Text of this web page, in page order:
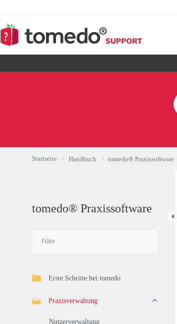
springen
Startseite Handbuch tomedo® Praxissoftware
tomedo® Praxissoftware
Erste Schritte bei tomedo
Praxisverwaltung
Nutzerverwaltung